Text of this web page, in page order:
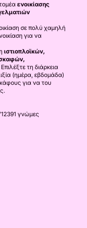
ενοικίασης
σε πολύ χαμηλή
για να
ιστιοπλοϊκών,
Επιλέξτε τη διάρκεια
(ημέρα, εβδομάδα)
για να του
γνώμες